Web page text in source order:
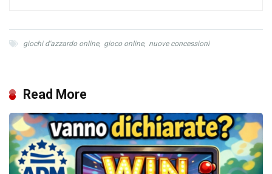
giochi d'azzardo online, gioco online, nuove concessioni
Read More